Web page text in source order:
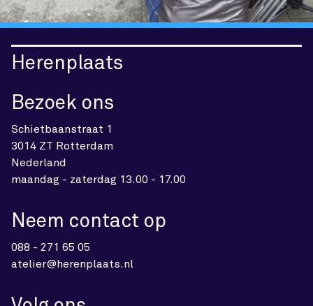
Herenplaats
Bezoek ons
Schietbaanstraat 1
3014 ZT Rotterdam
Nederland
maandag - zaterdag 13.00 - 17.00
Neem contact op
088 - 271 65 05
atelier@herenplaats.nl